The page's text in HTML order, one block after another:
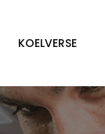
KOELVERSE